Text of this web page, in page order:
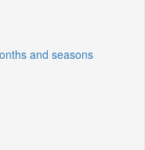
and seasons